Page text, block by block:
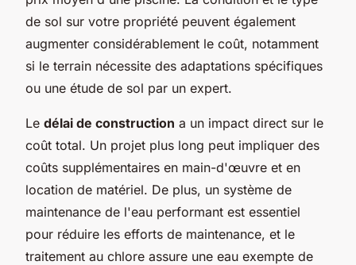
de sol sur votre propriété peuvent également
augmenter considérablement le coût, notamment
si le terrain nécessite des adaptations spécifiques
ou une étude de sol par un expert.
Le délai de construction a un impact direct sur le
coût total. Un projet plus long peut impliquer des
coûts supplémentaires en main-d'œuvre et en
location de matériel. De plus, un système de
maintenance de l'eau performant est essentiel
pour réduire les efforts de maintenance, et le
traitement au chlore assure une eau exempte de